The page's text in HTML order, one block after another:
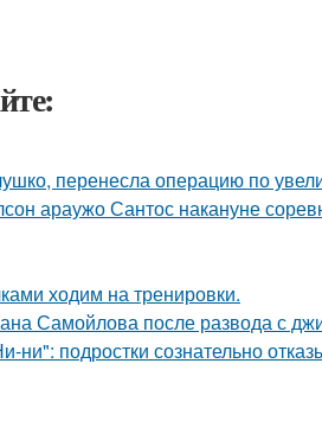
перенесла операцию по
араужо Сантос накануне
ходим на тренировки.
Самойлова после развода с
подростки сознательно